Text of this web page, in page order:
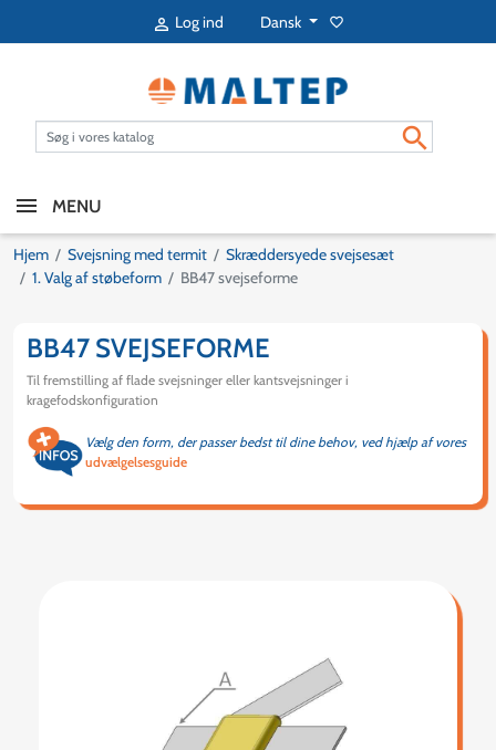
 Log ind Dansk favorite_border

MENU
Hjem Svejsning med termit
Skræddersyede svejsesæt
1. Valg af støbeform
BB47 svejseforme
BB47 SVEJSEFORME
Til fremstilling af flade svejsninger eller kantsvejsninger i
kragefodskonfiguration
Vælg den form, der passer bedst til dine behov, ved hjælp af vores
udvælgelsesguide